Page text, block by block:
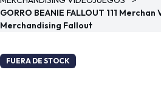
GORRO BEANIE FALLOUT 111
Merchandising Fallout
FUERA DE STOCK